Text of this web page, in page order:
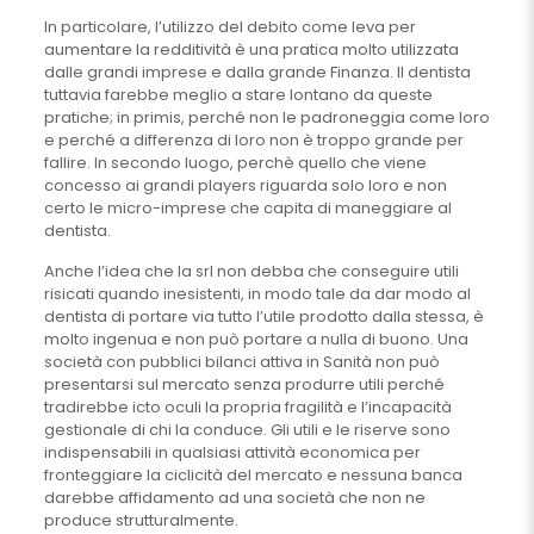
In particolare, l’utilizzo del debito come leva per
aumentare la redditività è una pratica molto utilizzata
dalle grandi imprese e dalla grande Finanza. Il dentista
tuttavia farebbe meglio a stare lontano da queste
pratiche; in primis, perché non le padroneggia come loro
e perché a differenza di loro non è troppo grande per
fallire. In secondo luogo, perchè quello che viene
concesso ai grandi players riguarda solo loro e non
certo le micro-imprese che capita di maneggiare al
dentista.
Anche l’idea che la srl non debba che conseguire utili
risicati quando inesistenti, in modo tale da dar modo al
dentista di portare via tutto l’utile prodotto dalla stessa, è
molto ingenua e non può portare a nulla di buono. Una
società con pubblici bilanci attiva in Sanità non può
presentarsi sul mercato senza produrre utili perché
tradirebbe icto oculi la propria fragilità e l’incapacità
gestionale di chi la conduce. Gli utili e le riserve sono
indispensabili in qualsiasi attività economica per
fronteggiare la ciclicità del mercato e nessuna banca
darebbe affidamento ad una società che non ne
produce strutturalmente.